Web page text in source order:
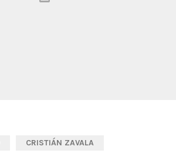
CRISTIÁN ZAVALA